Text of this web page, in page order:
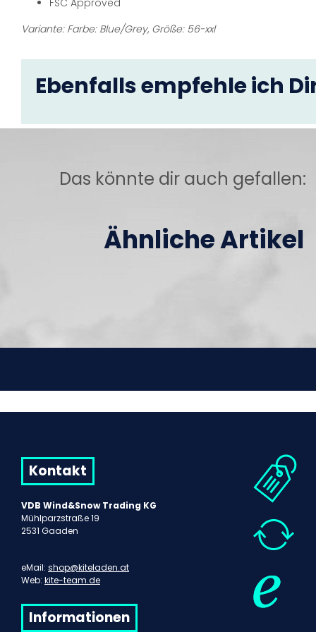
FSC Approved
Variante: Farbe: Blue/Grey, Größe: 56-xxl
Ebenfalls empfehle ich
Das könnte dir auch gefallen:
Ähnliche Artikel
Kontakt
VDB Wind&Snow Trading KG
Mühlparzstraße 19
2531 Gaaden
eMail: shop@kiteladen.at
Web: kite-team.de
Informationen